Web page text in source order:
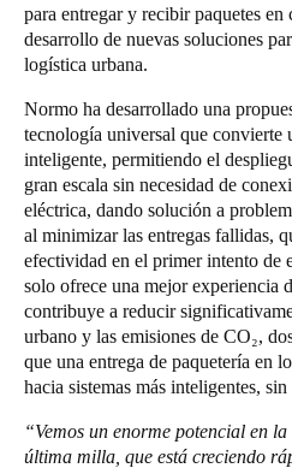
Portugal
Italy
Italiano
Russia
Russian
Poland
Polski
Czech Republic
Čeština
para entregar y recibir paquetes en
desarrollo de nuevas soluciones
logística urbana.
Normo ha desarrollado una
tecnología universal que convierte
inteligente, permitiendo el
gran escala sin necesidad de
eléctrica, dando solución a
al minimizar las entregas fallidas,
efectividad en el primer intento de
solo ofrece una mejor experiencia
contribuye a reducir
urbano y las emisiones de CO₂,
que una entrega de paquetería en
hacia sistemas más inteligentes,
“Vemos un enorme potencial en
última milla, que está creciendo